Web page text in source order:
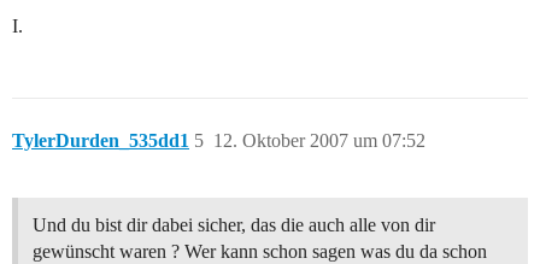
I.
TylerDurden_535dd1 12. Oktober 2007 um 07:52
5
Und du bist dir dabei sicher, das die auch alle von dir
gewünscht waren ? Wer kann schon sagen was du da schon